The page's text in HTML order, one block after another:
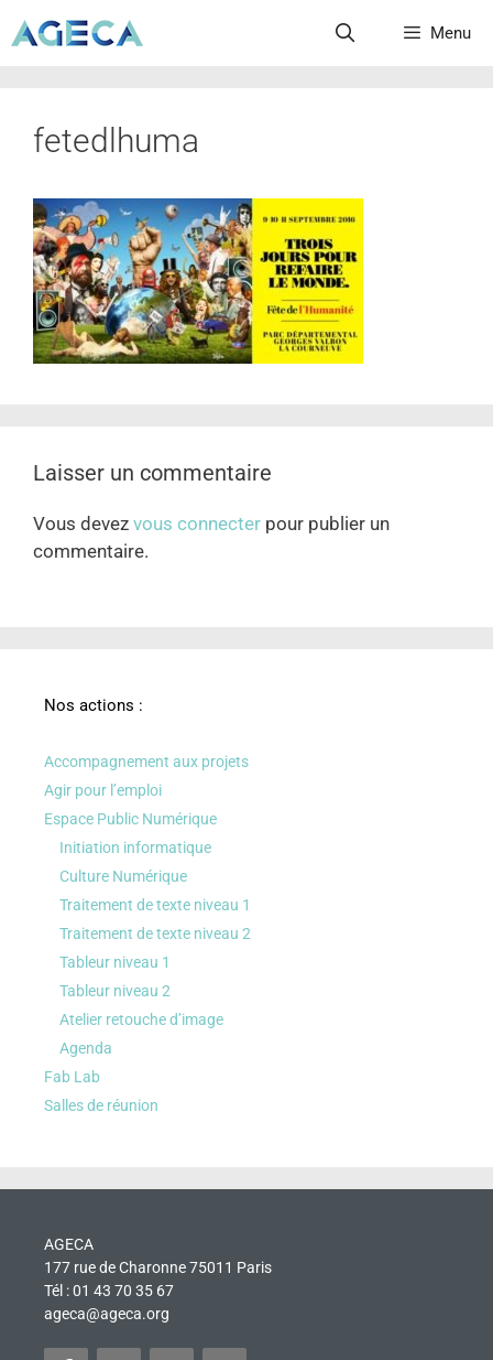
Menu
fetedlhuma
Laisser un commentaire
Vous devez vous connecter pour publier un
commentaire.
Nos actions :
Accompagnement aux projets
Agir pour l’emploi
Espace Public Numérique
Initiation informatique
Culture Numérique
Traitement de texte niveau 1
Traitement de texte niveau 2
Tableur niveau 1
Tableur niveau 2
Atelier retouche d’image
Agenda
Fab Lab
Salles de réunion
AGECA
177 rue de Charonne 75011 Paris
Tél : 01 43 70 35 67
ageca@ageca.org